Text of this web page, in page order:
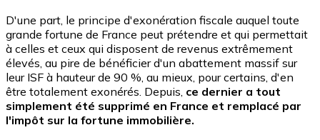
D'une part, le principe d'exonération fiscale auquel toute
grande fortune de France peut prétendre et qui permettait
à celles et ceux qui disposent de revenus extrêmement
élevés, au pire de bénéficier d'un abattement massif sur
leur ISF à hauteur de 90 %, au mieux, pour certains, d'en
être totalement exonérés. Depuis, ce dernier a tout
simplement été supprimé en France et remplacé par
l'impôt sur la fortune immobilière.